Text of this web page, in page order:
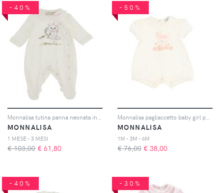
-40%
MONNALISA
1 MESE - 3 MESI
€ 103,00 € 61,80
-50%
MONNALISA
1M - 3M - 6M
€ 76,00 € 38,00
-40% -30%